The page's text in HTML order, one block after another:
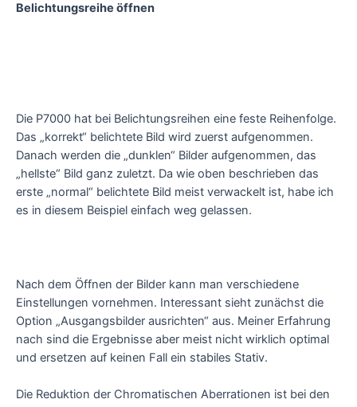
Belichtungsreihe öffnen
Die P7000 hat bei Belichtungsreihen eine feste Reihenfolge.
Das „korrekt“ belichtete Bild wird zuerst aufgenommen.
Danach werden die „dunklen“ Bilder aufgenommen, das
„hellste“ Bild ganz zuletzt. Da wie oben beschrieben das
erste „normal“ belichtete Bild meist verwackelt ist, habe ich
es in diesem Beispiel einfach weg gelassen.
Nach dem Öffnen der Bilder kann man verschiedene
Einstellungen vornehmen. Interessant sieht zunächst die
Option „Ausgangsbilder ausrichten“ aus. Meiner Erfahrung
nach sind die Ergebnisse aber meist nicht wirklich optimal
und ersetzen auf keinen Fall ein stabiles Stativ.
Die Reduktion der Chromatischen Aberrationen ist bei den